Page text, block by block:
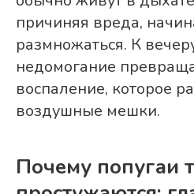
причиняя вреда,
размножаться. К
недомогание
воспаление, которое
воздушные мешки.
Почему попугаи